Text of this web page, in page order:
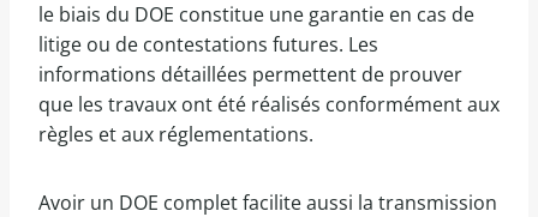
le biais du DOE constitue une garantie en cas de
litige ou de contestations futures. Les
informations détaillées permettent de prouver
que les travaux ont été réalisés conformément aux
règles et aux réglementations.
Avoir un DOE complet facilite aussi la transmission